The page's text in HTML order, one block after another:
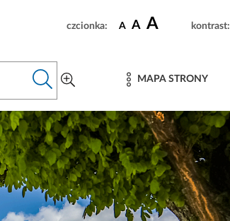
czcionka: A A A kontrast:
MAPA STRONY